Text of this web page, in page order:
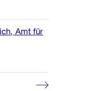
Amt für